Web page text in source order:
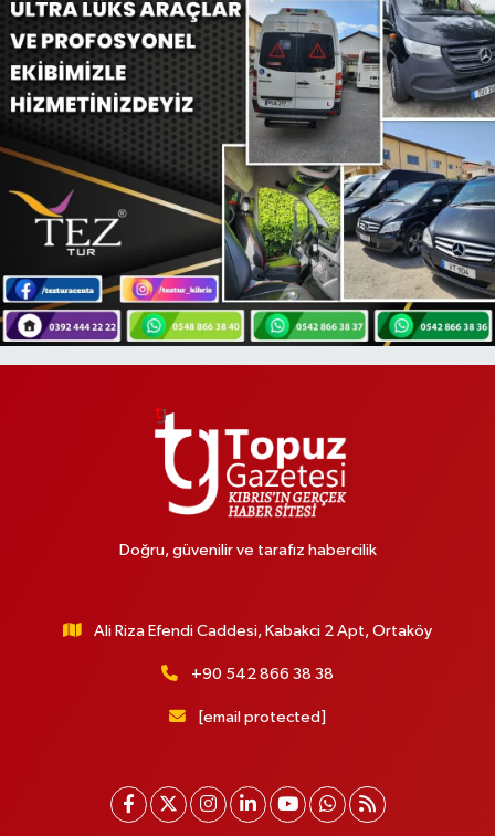
Doğru, güvenilir ve tarafız habercilik
Ali Riza Efendi Caddesi, Kabakci 2 Apt, Ortaköy
+90 542 866 38 38
[email protected]